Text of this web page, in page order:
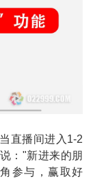
直播间进入1-2
："新进来的朋
参与，赢取好